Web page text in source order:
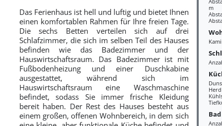
m
Herd
Bad
Das Ferienhaus ist hell und luftig und bietet Ihnen
einen komfortablen Rahmen für Ihre freien Tage.
Die sechs Betten verteilen sich auf drei
Schlafzimmer, die sich im selben Teil des Hauses
befinden wie das Badezimmer und der
Hauswirtschaftsraum. Das Badezimmer ist mit
Fußbodenheizung und einer Duschkabine
ausgestattet, während sich im
Hauswirtschaftsraum eine Waschmaschine
befindet, sodass Sie immer frische Kleidung
bereit haben. Der Rest des Hauses besteht aus
einem großen, offenen Wohnbereich, in dem sich